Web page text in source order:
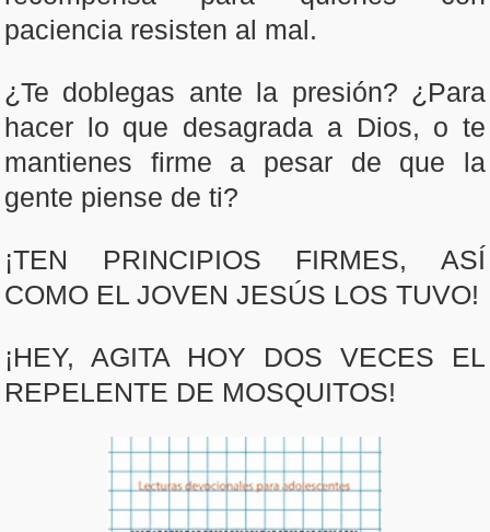
paciencia resisten al mal.
¿Te doblegas ante la presión? ¿Para
hacer lo que desagrada a Dios, o te
mantienes firme a pesar de que la
gente piense de ti?
¡TEN PRINCIPIOS FIRMES, ASÍ
COMO EL JOVEN JESÚS LOS TUVO!
¡HEY, AGITA HOY DOS VECES EL
REPELENTE DE MOSQUITOS!